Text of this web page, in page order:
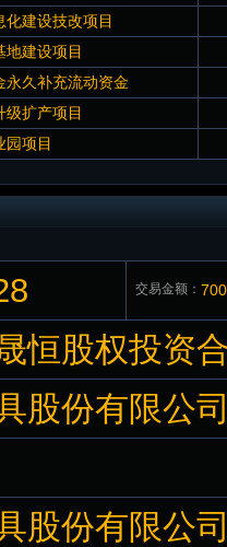
建设技改项目
地建设项目
永久补充流动资金
级扩产项目
园项目
交易金额：
恒股权投资
股份有限公
股份有限公